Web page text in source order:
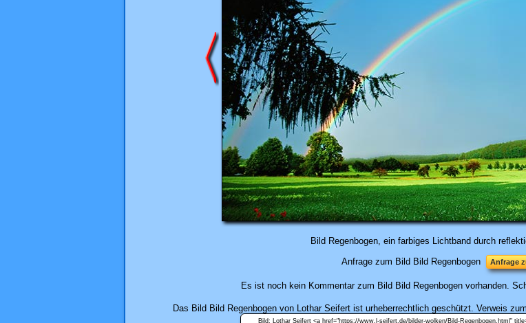
Bild Regenbogen, ein farbiges Lichtband durch
Anfrage zum Bild Bild Regenbogen
Anfrage
Es ist noch kein Kommentar zum Bild Bild Regenbogen vorhanden.
Das Bild Bild Regenbogen von Lothar Seifert ist urheberrechtlich geschützt. Verweis